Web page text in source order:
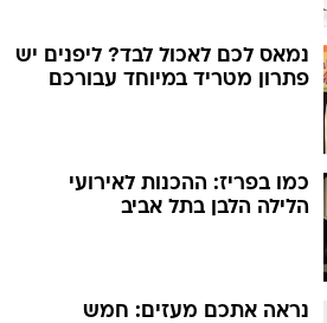
נמאס לכם לאכול לבד? ליפנים יש
פתרון מטריד במיוחד עבורכם
כמו בפריז: ההכנות לאירועי
הלילה הלבן בתל אביב
נראה אתכם מעזים: חמש